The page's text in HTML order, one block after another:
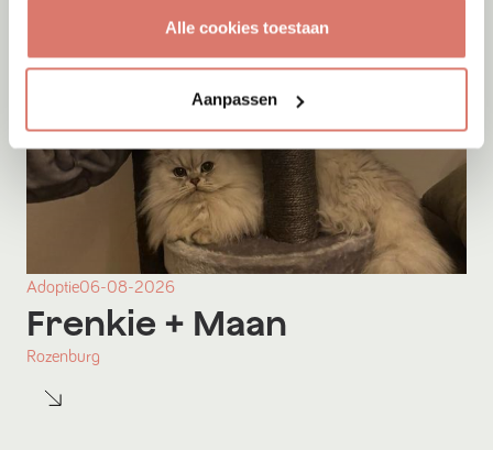
Alle cookies toestaan
Aanpassen
Adoptie06-08-2026
Frenkie + Maan
Rozenburg